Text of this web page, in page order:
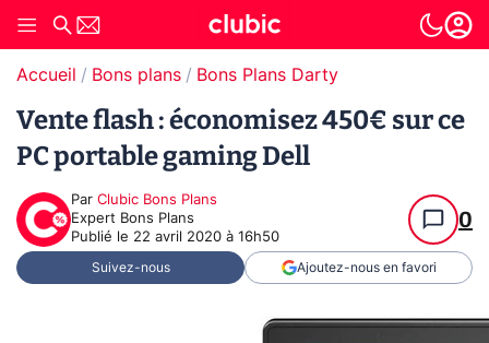
Accueil Bons plans Bons Plans Darty
Vente flash : économisez 450€ sur ce
PC portable gaming Dell
Par Clubic Bons Plans
Expert Bons Plans
Publié le 22 avril 2020 à 16h50
0
Suivez-nous Ajoutez-nous en favori